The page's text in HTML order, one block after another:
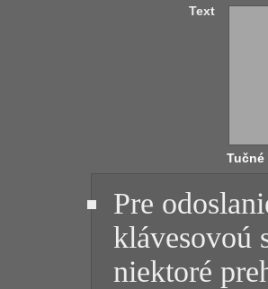
Text
Tučné
Pre
klávesovoú
niektoré